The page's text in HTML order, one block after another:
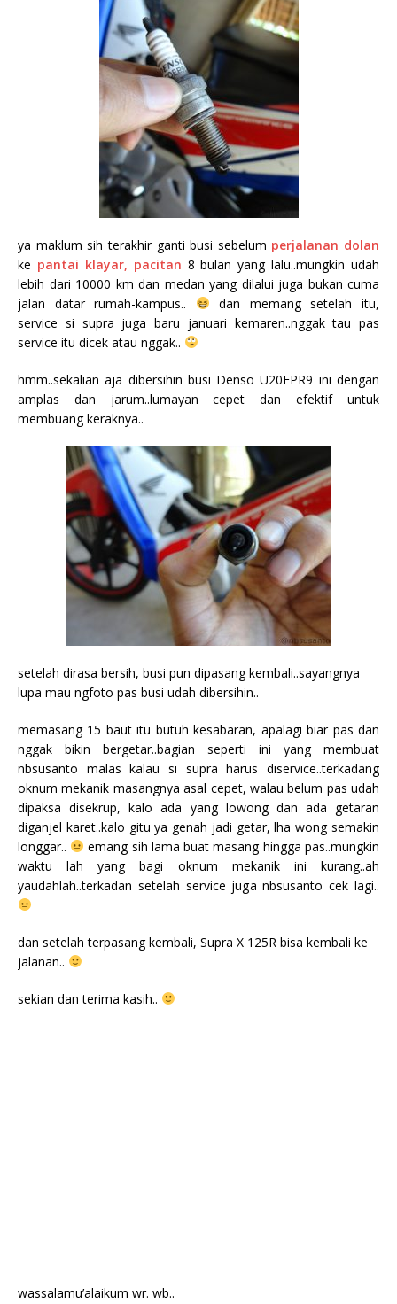
ya maklum sih terakhir ganti busi sebelum perjalanan dolan
ke pantai klayar, pacitan 8 bulan yang lalu..mungkin udah
lebih dari 10000 km dan medan yang dilalui juga bukan cuma
jalan datar rumah-kampus..
dan memang setelah itu,
service si supra juga baru januari kemaren..nggak tau pas
service itu dicek atau nggak..
hmm..sekalian aja dibersihin busi Denso U20EPR9 ini dengan
amplas dan jarum..lumayan cepet dan efektif untuk
membuang keraknya..
setelah dirasa bersih, busi pun dipasang kembali..sayangnya
lupa mau ngfoto pas busi udah dibersihin..
memasang 15 baut itu butuh kesabaran, apalagi biar pas dan
nggak bikin bergetar..bagian seperti ini yang membuat
nbsusanto malas kalau si supra harus diservice..terkadang
oknum mekanik masangnya asal cepet, walau belum pas udah
dipaksa disekrup, kalo ada yang lowong dan ada getaran
diganjel karet..kalo gitu ya genah jadi getar, lha wong semakin
longgar..
emang sih lama buat masang hingga pas..mungkin
waktu lah yang bagi oknum mekanik ini kurang..ah
yaudahlah..terkadan setelah service juga nbsusanto cek lagi..
dan setelah terpasang kembali, Supra X 125R bisa kembali ke
jalanan..
sekian dan terima kasih..
wassalamu’alaikum wr. wb..